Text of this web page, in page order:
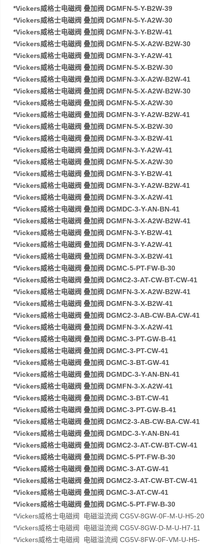
*Vickers威格士电磁阀 叠加阀 DGMFN-5-Y-B2W-39
*Vickers威格士电磁阀 叠加阀 DGMFN-5-Y-A2W-30
*Vickers威格士电磁阀 叠加阀 DGMFN-3-Y-B2W-41
*Vickers威格士电磁阀 叠加阀 DGMFN-5-X-A2W-B2W-30
*Vickers威格士电磁阀 叠加阀 DGMFN-3-Y-A2W-41
*Vickers威格士电磁阀 叠加阀 DGMFN-5-X-B2W-30
*Vickers威格士电磁阀 叠加阀 DGMFN-3-X-A2W-B2W-41
*Vickers威格士电磁阀 叠加阀 DGMFN-5-X-A2W-B2W-30
*Vickers威格士电磁阀 叠加阀 DGMFN-5-X-A2W-30
*Vickers威格士电磁阀 叠加阀 DGMFN-3-Y-A2W-B2W-41
*Vickers威格士电磁阀 叠加阀 DGMFN-5-X-B2W-30
*Vickers威格士电磁阀 叠加阀 DGMFN-3-X-B2W-41
*Vickers威格士电磁阀 叠加阀 DGMFN-3-Y-A2W-41
*Vickers威格士电磁阀 叠加阀 DGMFN-5-X-A2W-30
*Vickers威格士电磁阀 叠加阀 DGMFN-3-Y-B2W-41
*Vickers威格士电磁阀 叠加阀 DGMFN-3-Y-A2W-B2W-41
*Vickers威格士电磁阀 叠加阀 DGMFN-3-X-A2W-41
*Vickers威格士电磁阀 叠加阀 DGMDC-3-Y-AN-BN-41
*Vickers威格士电磁阀 叠加阀 DGMFN-3-X-A2W-B2W-41
*Vickers威格士电磁阀 叠加阀 DGMFN-3-Y-B2W-41
*Vickers威格士电磁阀 叠加阀 DGMFN-3-Y-A2W-41
*Vickers威格士电磁阀 叠加阀 DGMFN-3-X-B2W-41
*Vickers威格士电磁阀 叠加阀 DGMC-5-PT-FW-B-30
*Vickers威格士电磁阀 叠加阀 DGMC2-3-AT-CW-BT-CW-41
*Vickers威格士电磁阀 叠加阀 DGMFN-3-X-A2W-B2W-41
*Vickers威格士电磁阀 叠加阀 DGMFN-3-X-B2W-41
*Vickers威格士电磁阀 叠加阀 DGMC2-3-AB-CW-BA-CW-41
*Vickers威格士电磁阀 叠加阀 DGMFN-3-X-A2W-41
*Vickers威格士电磁阀 叠加阀 DGMC-3-PT-GW-B-41
*Vickers威格士电磁阀 叠加阀 DGMC-3-PT-CW-41
*Vickers威格士电磁阀 叠加阀 DGMC-3-BT-GW-41
*Vickers威格士电磁阀 叠加阀 DGMDC-3-Y-AN-BN-41
*Vickers威格士电磁阀 叠加阀 DGMFN-3-X-A2W-41
*Vickers威格士电磁阀 叠加阀 DGMC-3-BT-CW-41
*Vickers威格士电磁阀 叠加阀 DGMC-3-PT-GW-B-41
*Vickers威格士电磁阀 叠加阀 DGMC2-3-AB-CW-BA-CW-41
*Vickers威格士电磁阀 叠加阀 DGMDC-3-Y-AN-BN-41
*Vickers威格士电磁阀 叠加阀 DGMC2-3-AT-CW-BT-CW-41
*Vickers威格士电磁阀 叠加阀 DGMC-5-PT-FW-B-30
*Vickers威格士电磁阀 叠加阀 DGMC-3-AT-GW-41
*Vickers威格士电磁阀 叠加阀 DGMC2-3-AT-CW-BT-CW-41
*Vickers威格士电磁阀 叠加阀 DGMC-3-AT-CW-41
*Vickers威格士电磁阀 叠加阀 DGMC-5-PT-FW-B-30
*Vickers威格士电磁阀 电磁溢流阀 CG5V-8GW-0F-M-U-H5-20
*Vickers威格士电磁阀 电磁溢流阀 CG5V-8GW-D-M-U-H7-11
*Vickers威格士电磁阀 电磁溢流阀 CG5V-8FW-0F-VM-U-H5-